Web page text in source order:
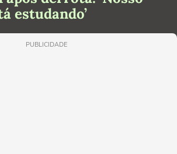
estudando’
PUBLICIDADE